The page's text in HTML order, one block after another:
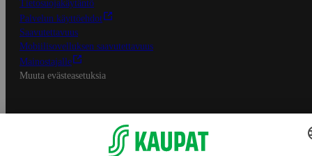
Tietosuojakäytäntö
Palvelun käyttöehdot
Saavutettavuus
Mobiilisovelluksen saavutettavuus
Mainostajalle
Muuta evästeasetuksia
S-ryhmän palvelut